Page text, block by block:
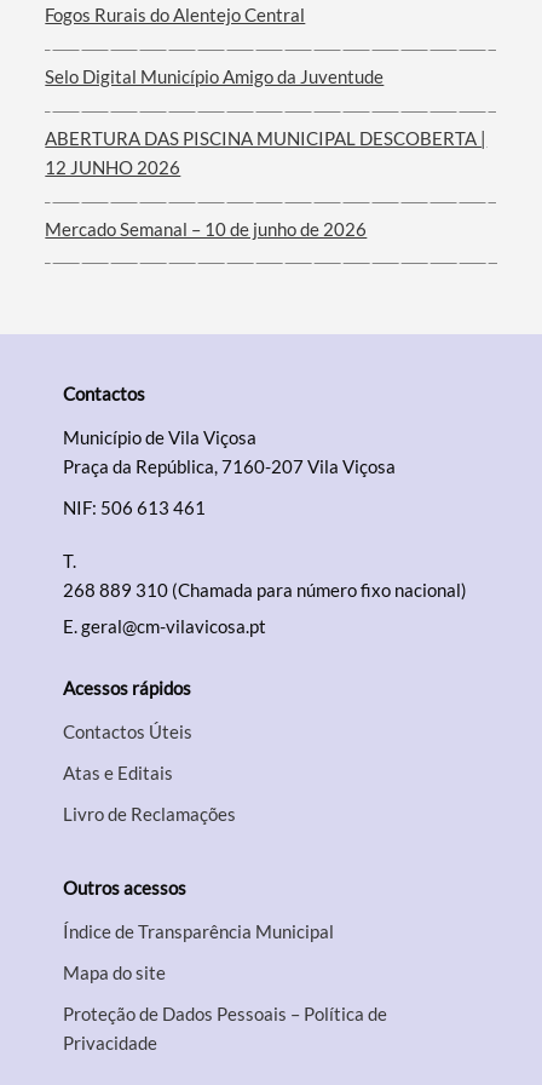
Filtros
Fogos Rurais do Alentejo Central
Selo Digital Município Amigo da Juventude
ABERTURA DAS PISCINA MUNICIPAL DESCOBERTA |
12 JUNHO 2026
Mercado Semanal – 10 de junho de 2026
Contactos
Município de Vila Viçosa
Praça da República, 7160-207 Vila Viçosa
NIF: 506 613 461
T.
268 889 310 (Chamada para número fixo nacional)
E.geral@cm-vilavicosa.pt
Acessos rápidos
Contactos Úteis
Atas e Editais
Livro de Reclamações
Outros acessos
Índice de Transparência Municipal
Mapa do site
Proteção de Dados Pessoais – Política de
Privacidade